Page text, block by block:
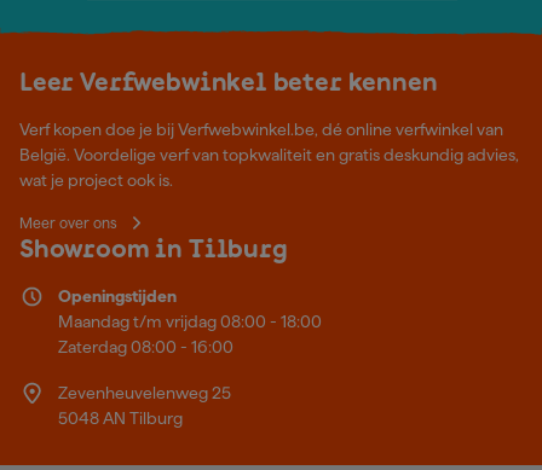
Leer Verfwebwinkel beter kennen
Verf kopen doe je bij Verfwebwinkel.be, dé online verfwinkel van
België. Voordelige verf van topkwaliteit en gratis deskundig advies,
wat je project ook is.
Meer over ons
Showroom in Tilburg
Openingstijden
Maandag t/m vrijdag 08:00 - 18:00
Zaterdag 08:00 - 16:00
Zevenheuvelenweg 25
5048 AN Tilburg